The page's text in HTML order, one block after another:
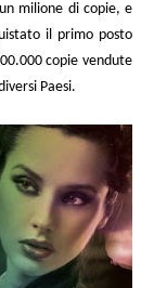
milione di copie, e
il primo posto
copie vendute
Paesi.